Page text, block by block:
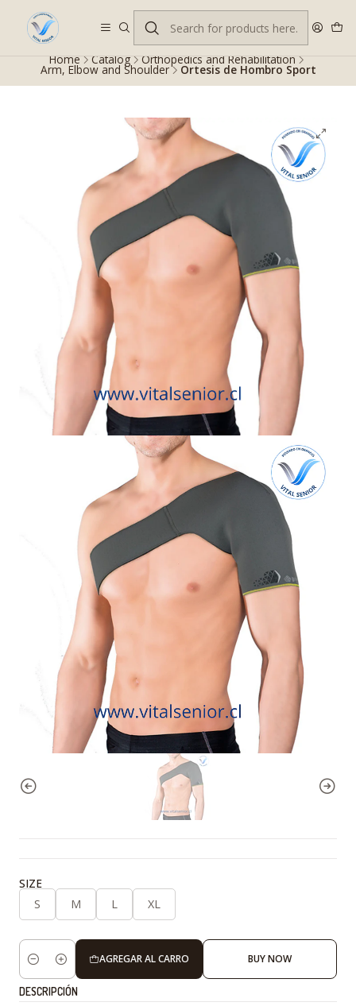
Despacho gratis en RM desde $100.000. Revisa las condiciones.
Home Catalog Orthopedics and Rehabilitation
Arm, Elbow and Shoulder Ortesis de Hombro Sport
SIZE
S
M L XL
Cantidad
AGREGAR AL CARRO BUY NOW
DESCRIPCIÓN